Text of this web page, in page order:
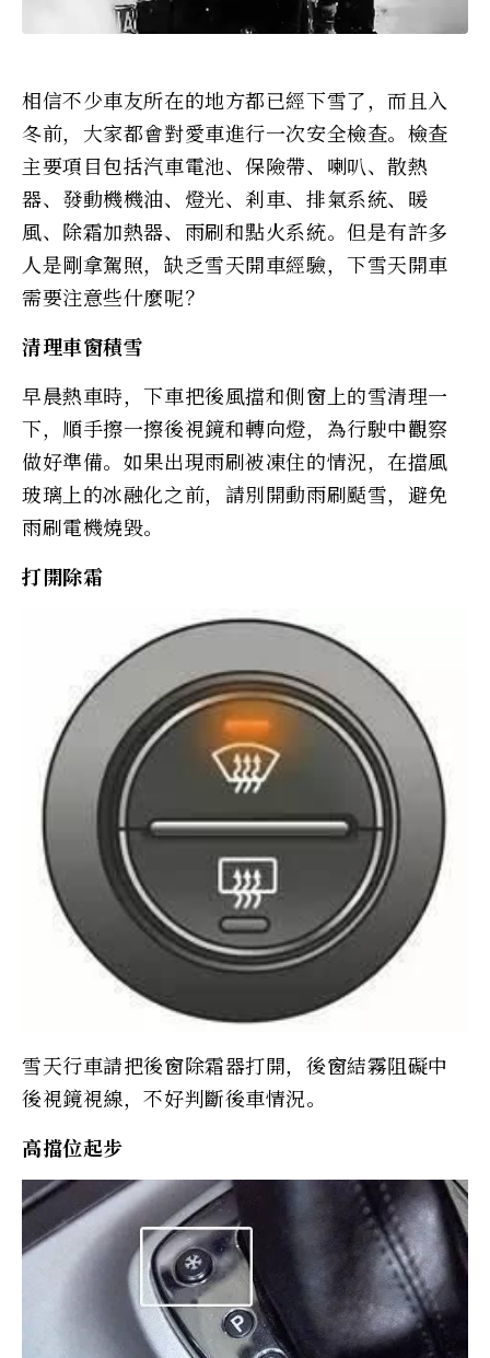
相信不少車友所在的地方都已經下雪了，而且入
冬前，大家都會對愛車進行一次安全檢查。檢查
主要項目包括汽車電池、保險帶、喇叭、散熱
器、發動機機油、燈光、剎車、排氣系統、暖
風、除霜加熱器、雨刷和點火系統。但是有許多
人是剛拿駕照，缺乏雪天開車經驗，下雪天開車
需要注意些什麼呢？
清理車窗積雪
早晨熱車時，下車把後風擋和側窗上的雪清理一
下，順手擦一擦後視鏡和轉向燈，為行駛中觀察
做好準備。如果出現雨刷被凍住的情況，在擋風
玻璃上的冰融化之前，請別開動雨刷颳雪，避免
雨刷電機燒毀。
打開除霜
雪天行車請把後窗除霜器打開，後窗結霧阻礙中
後視鏡視線，不好判斷後車情況。
高擋位起步